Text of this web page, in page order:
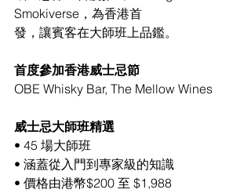
Smokiverse，為香港首
發，讓賓客在大師班上品鑑。
首度參加香港威士忌節
OBE Whisky Bar, The Mellow Wines
威士忌大師班精選
• 45 場大師班
• 涵蓋從入門到專家級的知識
• 價格由港幣$200 至 $1,988